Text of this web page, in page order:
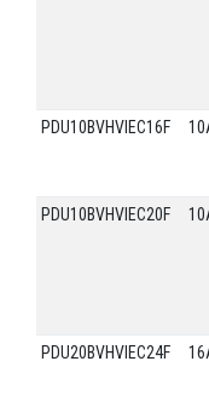
PDU10BVHVIEC16F
PDU10BVHVIEC20F
PDU20BVHVIEC24F